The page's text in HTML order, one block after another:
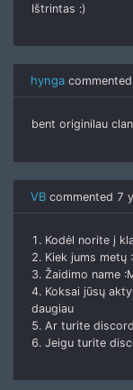
Ištrintas :)
hynga commented
bent originilau
VB commented 7
1. Kodėl norite į
2. Kiek jums metų
3. Žaidimo name
4. Koksai jūsų
daugiau
5. Ar turite
6. Jeigu turite